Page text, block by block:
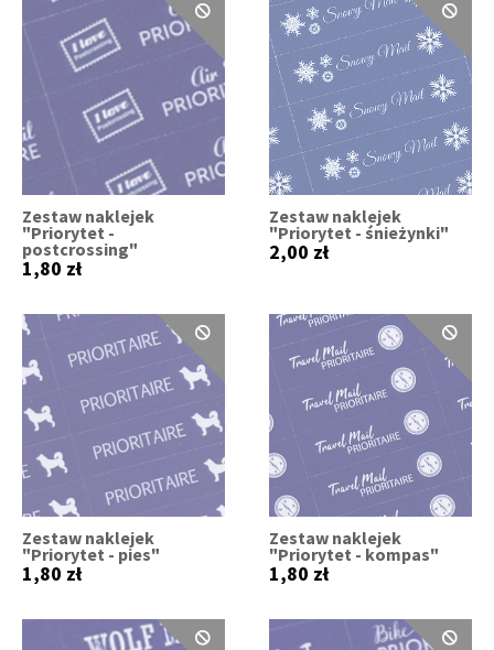
Zestaw naklejek
"Priorytet -
postcrossing"
1,80 zł
Zestaw naklejek
"Priorytet - śnieżynki"
2,00 zł
Zestaw naklejek
"Priorytet - pies"
1,80 zł
Zestaw naklejek
"Priorytet - kompas"
1,80 zł